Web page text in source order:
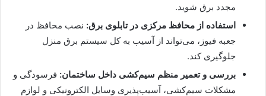
مجدد برق شوید.
استفاده از محافظ مرکزی در تابلوی برق: نصب محافظ در
جعبه فیوز، می‌تواند از آسیب‌ به کل سیستم برق منزل
جلوگیری کند.
بررسی و تعمیر منظم سیم‌کشی داخل ساختمان: فرسودگی و
مشکلات سیم‌کشی، آسیب‌پذیری وسایل الکترونیکی و لوازم